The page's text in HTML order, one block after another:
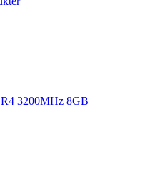
3200MHz 8GB